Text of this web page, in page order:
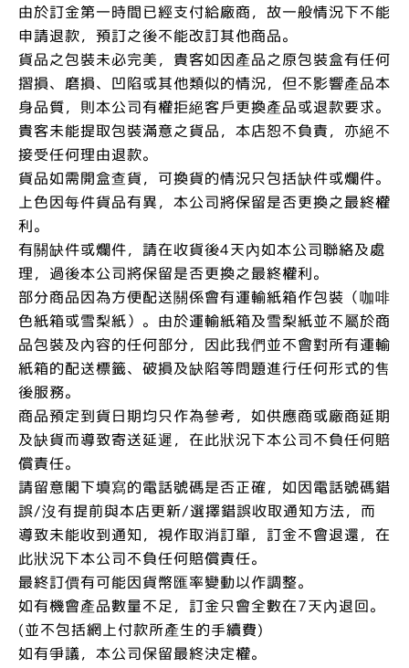
由於訂金第一時間已經支付給廠商，故一般情況下不能
申請退款，預訂之後不能改訂其他商品。
貨品之包裝未必完美，貴客如因產品之原包裝盒有任何
摺損、磨損、凹陷或其他類似的情況，但不影響產品本
身品質，則本公司有權拒絕客戶更換產品或退款要求。
貴客未能提取包裝滿意之貨品，本店恕不負責，亦絕不
接受任何理由退款。
貨品如需開盒查貨，可換貨的情況只包括缺件或爛件。
上色因每件貨品有異，本公司將保留是否更換之最終權
利。
有關缺件或爛件，請在收貨後4天內如本公司聯絡及處
理，過後本公司將保留是否更換之最終權利。
部分商品因為方便配送關係會有運輸紙箱作包裝（咖啡
色紙箱或雪梨紙）。由於運輸紙箱及雪梨紙並不屬於商
品包裝及內容的任何部分，因此我們並不會對所有運輸
紙箱的配送標籤、破損及缺陷等問題進行任何形式的售
後服務。
商品預定到貨日期均只作為參考，如供應商或廠商延期
及缺貨而導致寄送延遲，在此狀況下本公司不負任何賠
償責任。
請留意閣下填寫的電話號碼是否正確，如因電話號碼錯
誤/沒有提前與本店更新/選擇錯誤收取通知方法，而
導致未能收到通知，視作取消訂單，訂金不會退還，在
此狀況下本公司不負任何賠償責任。
最終訂價有可能因貨幣匯率變動以作調整。
如有機會產品數量不足，訂金只會全數在7天內退回。
(並不包括網上付款所產生的手續費)
如有爭議，本公司保留最終決定權。